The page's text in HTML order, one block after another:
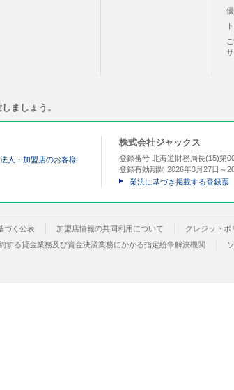
ましょう。
法人・加盟店のお客様
株式会社ジャックス
登録番号 北海道財務局長(15)第
登録有効期間 2026年3月27日～
業法に基づき掲載する登録票
づく公表 加盟店情報の共同利用について クレジットポ
する貸金業務及び資金決済業務にかかる指定紛争解決機関